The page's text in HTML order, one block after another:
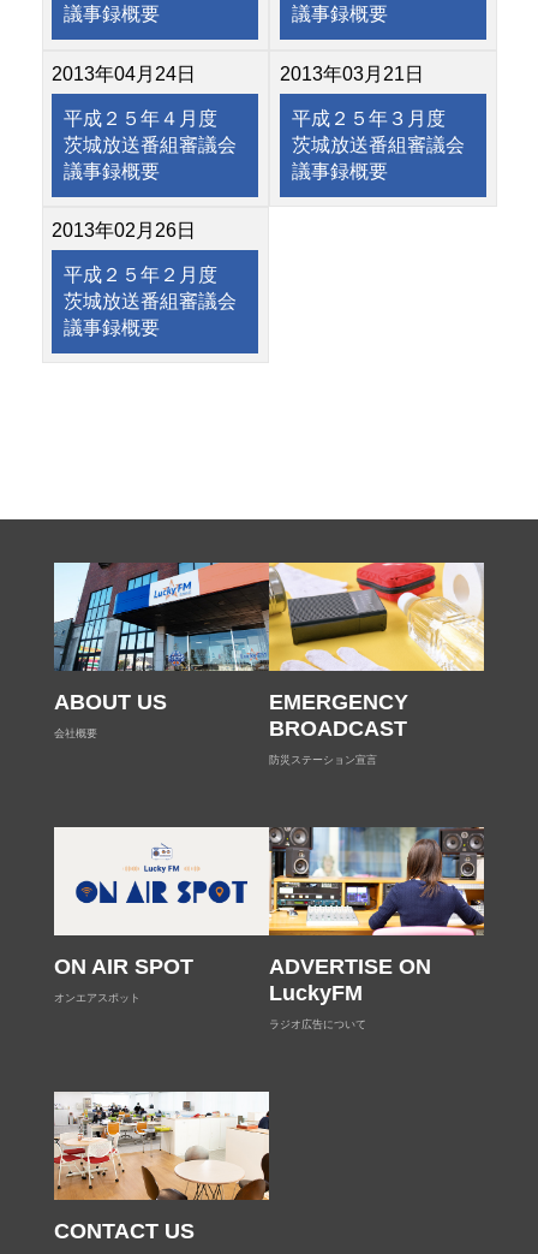
議事録概要
議事録概要
2013年04月24日
平成２５年４月度
茨城放送番組審議会
議事録概要
2013年03月21日
平成２５年３月度
茨城放送番組審議会
議事録概要
2013年02月26日
平成２５年２月度
茨城放送番組審議会
議事録概要
ABOUT US
会社概要
EMERGENCY
BROADCAST
防災ステーション宣言
ON AIR SPOT
オンエアスポット
ADVERTISE ON
LuckyFM
ラジオ広告について
CONTACT US